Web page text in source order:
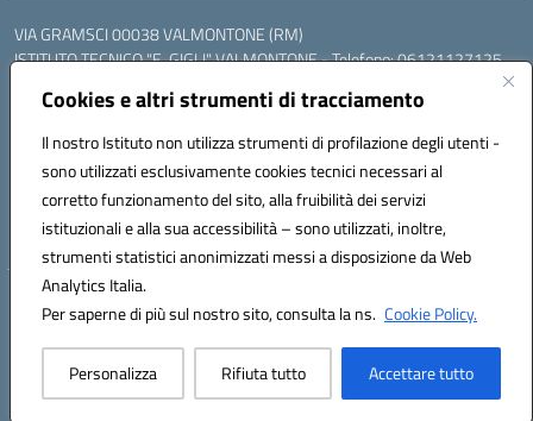
Cookies e altri strumenti di tracciamento
Il nostro Istituto non utilizza strumenti di profilazione degli utenti -
sono utilizzati esclusivamente cookies tecnici necessari al
corretto funzionamento del sito, alla fruibilità dei servizi
istituzionali e alla sua accessibilità – sono utilizzati, inoltre,
strumenti statistici anonimizzati messi a disposizione da Web
Analytics Italia.
Per saperne di più sul nostro sito, consulta la ns. Cookie Policy.
Personalizza Rifiuta tutto Accettare tutto
VIA GRAMSCI 00038 VALMONTONE (RM)
ISTITUTO TECNICO "E. GIGLI" VALMONTONE - Telefono: 06121127125
06121126825
LICEO DELLE SCIENZE UMANE "P.L. NERVI" SEGNI - Telefono:
Mail: RMIS099002@istruzione.it - PEC: RMIS099002@pec.istruzione.it
Codice meccanografico: RMIS099002
Codice fiscale: 95036960581
Hosting & Powered by 3D Solution S.r.l.
Concept & Design by Designers Italia